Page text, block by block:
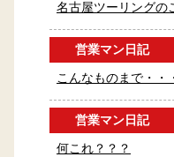
名古屋ツーリングの
営業マン日記
こんなものまで・・
営業マン日記
何これ？？？